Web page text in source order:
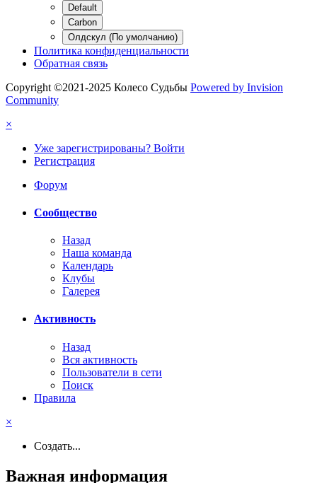
Default
Carbon
Олдскул (По умолчанию)
Политика конфиденциальности
Обратная связь
Copyright ©2021-2025 Колесо Судьбы Powered by Invision
Community
×
Уже зарегистрированы? Войти
Регистрация
Форум
Сообщество
Назад
Наша команда
Календарь
Клубы
Галерея
Активность
Назад
Вся активность
Пользователи в сети
Поиск
Правила
×
Создать...
Важная информация